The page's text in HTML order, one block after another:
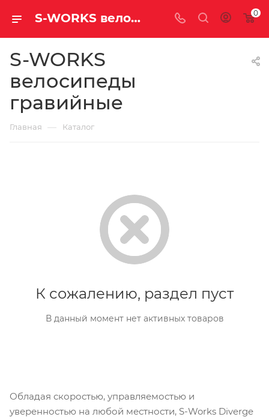
S-WORKS велосипеды гравийные купить недорого с доставкой 0
S-WORKS
велосипеды
гравийные
Главная — Каталог
К сожалению, раздел пуст
В данный момент нет активных товаров
Обладая скоростью, управляемостью и
уверенностью на любой местности, S-Works Diverge